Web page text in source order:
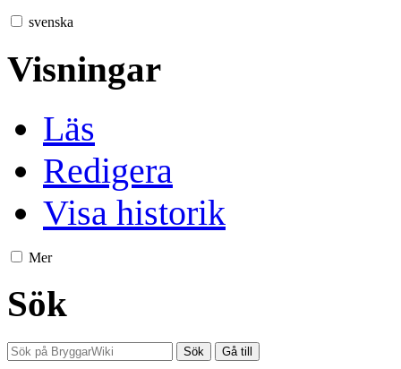
svenska
Visningar
Läs
Redigera
Visa historik
Mer
Sök